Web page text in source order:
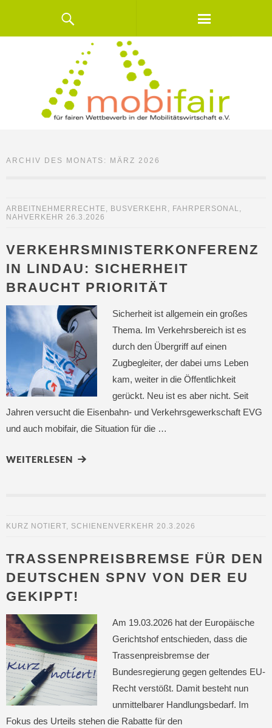
ARCHIV DES MONATS: MÄRZ 2026
ARBEITNEHMERRECHTE, BUSVERKEHR , FAHRPERSONAL ,
NAHVERKEHR 26.3.2026
VERKEHRSMINISTERKONFERENZ
IN LINDAU: SICHERHEIT
BRAUCHT PRIORITÄT
Sicherheit ist allgemein ein großes
Thema. Im Verkehrsbereich ist es
durch den Übergriff auf einen
Zugbegleiter, der dabei ums Leben
kam, weiter in die Öffentlichkeit
gerückt. Neu ist es aber nicht. Seit
Jahren versucht die Eisenbahn- und Verkehrsgewerkschaft EVG
und auch mobifair, die Situation für die …
WEITERLESEN
KURZ NOTIERT, SCHIENENVERKEHR 20.3.2026
TRASSENPREISBREMSE FÜR DEN
DEUTSCHEN SPNV VON DER EU
GEKIPPT!
Am 19.03.2026 hat der Europäische
Gerichtshof entschieden, dass die
Trassenpreisbremse der
Bundesregierung gegen geltendes EU-
Recht verstößt. Damit besteht nun
unmittelbarer Handlungsbedarf. Im
Fokus des Urteils stehen die Rabatte für den